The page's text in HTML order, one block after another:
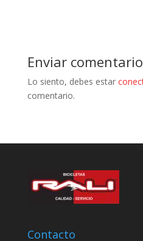
Enviar comentario
Lo siento, debes estar
comentario.
Contacto